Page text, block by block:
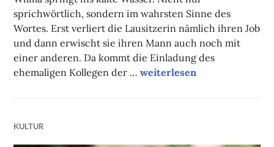
sprichwörtlich, sondern im wahrsten Sinne des
Wortes. Erst verliert die Lausitzerin nämlich ihren Job
und dann erwischt sie ihren Mann auch noch mit
einer anderen. Da kommt die Einladung des
ehemaligen Kollegen der …Filmtipp des Monats:
weiterlesen
KULTUR